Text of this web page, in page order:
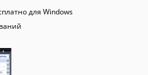
для Windows